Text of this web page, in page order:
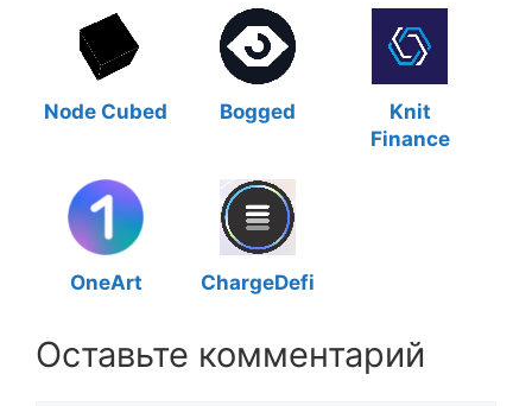
Node Cubed Bogged
Knit
Finance
OneArt ChargeDefi
Оставьте комментарий